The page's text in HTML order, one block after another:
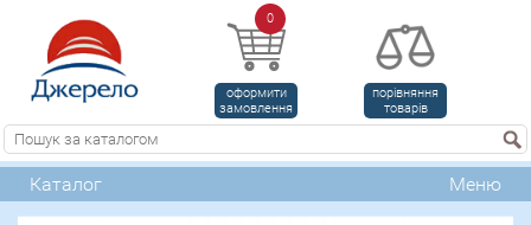
0
оформити
замовлення
порівняння
товарів
Каталог Меню